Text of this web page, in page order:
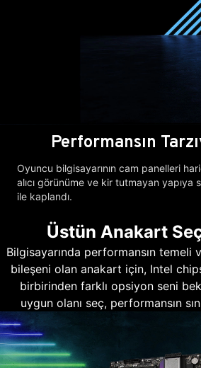
Performansın
Oyuncu bilgisayarının cam panelleri
alıcı görünüme ve kir tutmayan yapıya
ile kaplandı.
Üstün Anakart
Bilgisayarında performansın temeli
bileşeni olan anakart için, Intel
birbirinden farklı opsiyon seni
uygun olanı seç, performansın